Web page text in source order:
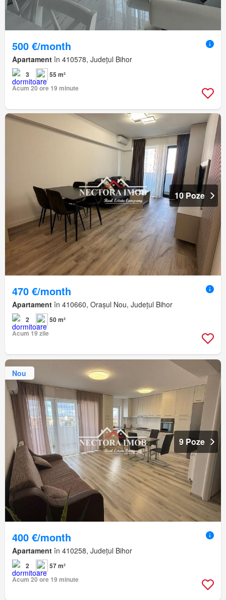
500 €/month
Apartament în 410578, Județul Bihor
3
55 m²
Acum 20 ore 19 minute
10 Poze
470 €/month
Apartament în 410660, Orașul Nou, Județul Bihor
2
50 m²
Acum 19 zile
Nou
9 Poze
400 €/month
Apartament în 410258, Județul Bihor
2
57 m²
Acum 20 ore 19 minute